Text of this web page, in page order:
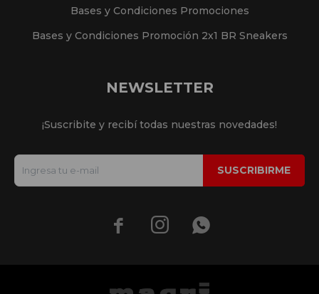
Bases y Condiciones Promociones
Bases y Condiciones Promoción 2x1 BR Sneakers
NEWSLETTER
¡Suscribite y recibí todas nuestras novedades!
SUSCRIBIRME
  